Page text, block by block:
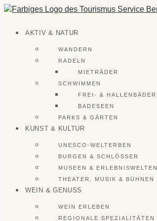
Zum
springenAKTIV & NATUR
WANDERN
RADELN
MIETRÄDER
SCHWIMMEN
FREI- & HALLENBÄDER
BADESEEN
PARKS & GÄRTEN
KUNST & KULTUR
UNESCO-WELTERBEN
BURGEN & SCHLÖSSER
MUSEEN & ERLEBNISWELTEN
THEATER, MUSIK & BÜHNEN
WEIN & GENUSS
WEIN ERLEBEN
REGIONALE SPEZIALITÄTEN